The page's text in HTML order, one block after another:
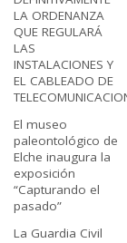
LA ORDENANZA
QUE REGULARÁ
LAS
INSTALACIONES Y
EL CABLEADO DE
El museo
paleontológico de
Elche inaugura la
exposición
“Capturando el
pasado”
La Guardia Civil